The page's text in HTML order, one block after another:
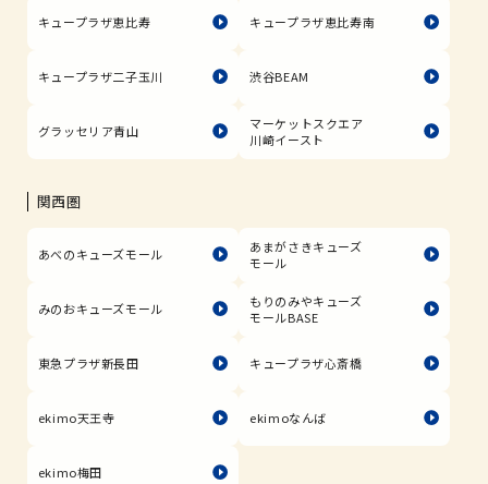
キュープラザ恵比寿 キュープラザ恵比寿南
キュープラザ二子玉川 渋谷BEAM
グラッセリア青山
マーケットスクエア
川崎イースト
関西圏
あべのキューズモール
あまがさきキューズ
モール
みのおキューズモール
もりのみやキューズ
モールBASE
東急プラザ新長田 キュープラザ心斎橋
ekimo天王寺 ekimoなんば
ekimo梅田